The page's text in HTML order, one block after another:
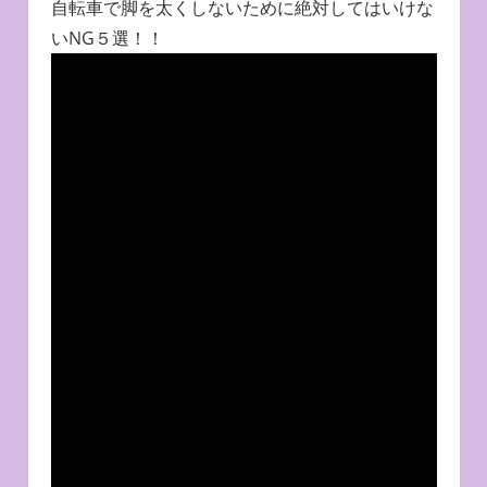
自転車で脚を太くしないために絶対してはいけな
いNG５選！！